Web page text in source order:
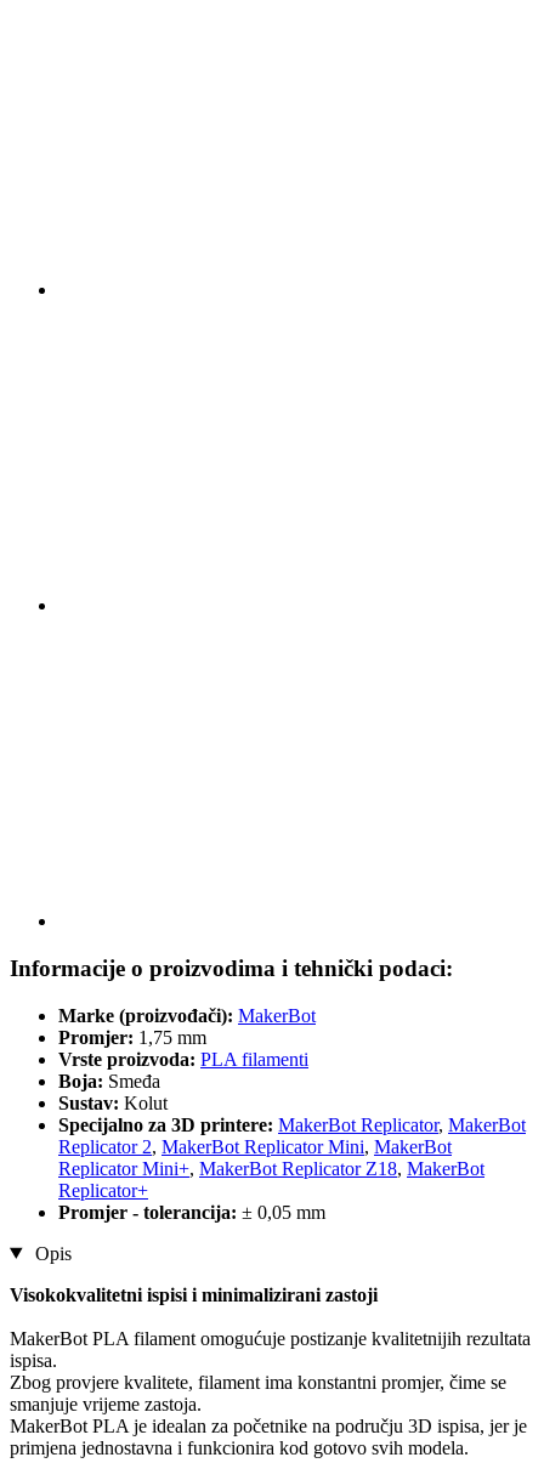
Informacije o proizvodima i tehnički podaci:
Marke (proizvođači): MakerBot
Promjer: 1,75 mm
Vrste proizvoda: PLA filamenti
Boja: Smeđa
Sustav: Kolut
Specijalno za 3D printere: MakerBot Replicator, MakerBot
Replicator 2, MakerBot Replicator Mini, MakerBot
Replicator Mini+, MakerBot Replicator Z18, MakerBot
Replicator+
Promjer - tolerancija: ± 0,05 mm
Opis
Visokokvalitetni ispisi i minimalizirani zastoji
MakerBot PLA filament omogućuje postizanje kvalitetnijih rezultata
ispisa.
Zbog provjere kvalitete, filament ima konstantni promjer, čime se
smanjuje vrijeme zastoja.
MakerBot PLA je idealan za početnike na području 3D ispisa, jer je
primjena jednostavna i funkcionira kod gotovo svih modela.